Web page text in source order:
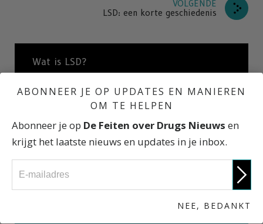
VOLGENDE
LSD: een korte geschiedenis
Wat is LSD?
Wat is een hallucinogeen?
Wat zijn de risico’s van LSD?
ABONNEER JE OP UPDATES EN MANIEREN
OM TE HELPEN
Abonneer je op De Feiten over Drugs Nieuws en
krijgt het laatste nieuws en updates in je inbox.
NEE, BEDANKT